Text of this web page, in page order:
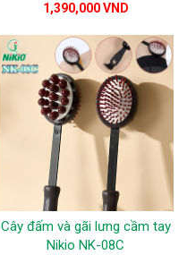
1,390,000 VND
Cây đấm và gãi lưng cầm tay
Nikio NK-08C